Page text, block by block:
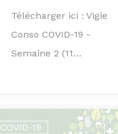
Télécharger ici : Vigie
Conso COVID-19 -
Semaine 2 (11…
COVID-19